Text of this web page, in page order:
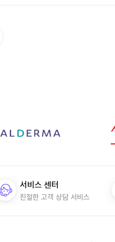
서비스 센터
친절한 고객 상담 서비스